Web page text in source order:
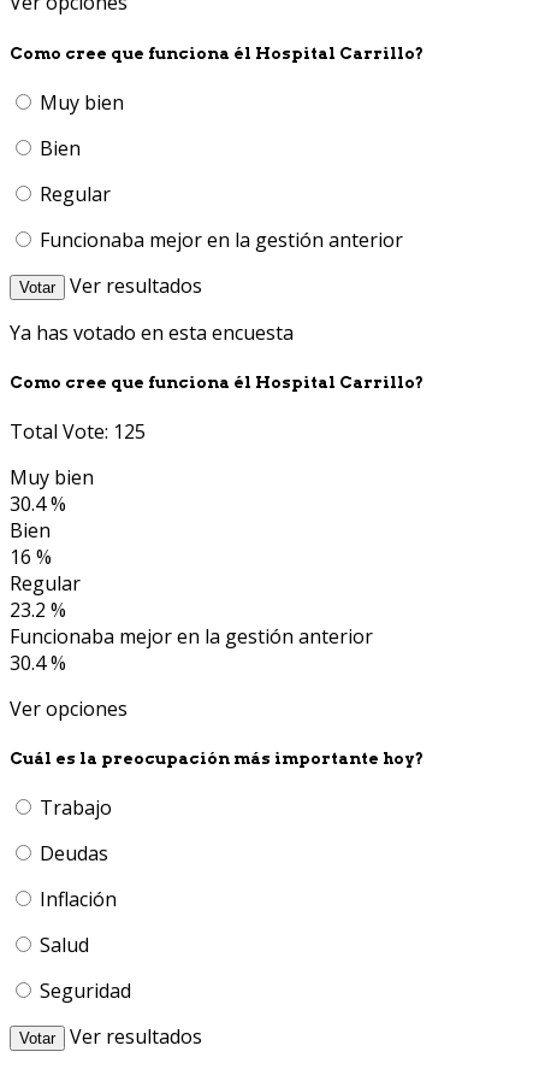
Como cree que funciona él Hospital Carrillo?
Muy bien
Bien
Regular
Funcionaba mejor en la gestión anterior
Votar
Ver resultados
Ya has votado en esta encuesta
Como cree que funciona él Hospital Carrillo?
Total Vote: 125
Muy bien
30.4 %
Bien
16 %
Regular
23.2 %
Funcionaba mejor en la gestión anterior
30.4 %
Ver opciones
Cuál es la preocupación más importante hoy?
Trabajo
Deudas
Inflación
Salud
Seguridad
Votar
Ver resultados